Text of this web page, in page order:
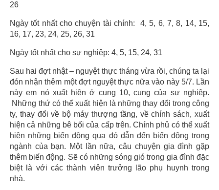
26
Ngày tốt nhất cho chuyện tài chính: 4, 5, 6, 7, 8, 14, 15,
16, 17, 23, 24, 25, 26, 31
Ngày tốt nhất cho sự nghiệp: 4, 5, 15, 24, 31
Sau hai đợt nhật – nguyệt thực tháng vừa rồi, chúng ta lại
đón nhận thêm một đợt nguyệt thực nữa vào này 5/7. Lần
này em nó xuất hiện ở cung 10, cung của sự nghiệp.
Những thứ có thể xuất hiện là những thay đổi trong công
ty, thay đổi về bộ máy thượng tầng, về chính sách, xuất
hiện cả những bê bối của cấp trên. Chính phủ có thể xuất
hiện những biến động qua đó dẫn đến biến động trong
ngành của bạn. Một lần nữa, câu chuyện gia đình gặp
thêm biến động. Sẽ có những sóng gió trong gia đình đặc
biệt là với các thành viên trưởng lão phụ huynh trong
nhà.